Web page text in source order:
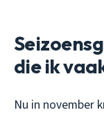
die ik
Nu in november